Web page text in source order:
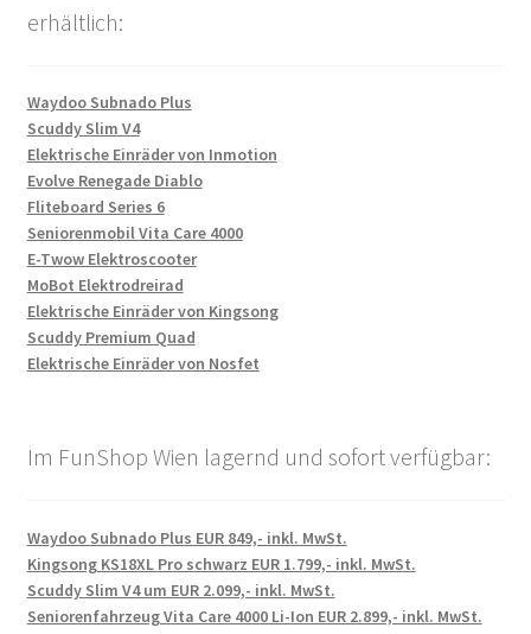
erhältlich:
Waydoo Subnado Plus
Scuddy Slim V4
Elektrische Einräder von Inmotion
Evolve Renegade Diablo
Fliteboard Series 6
Seniorenmobil Vita Care 4000
E-Twow Elektroscooter
MoBot Elektrodreirad
Elektrische Einräder von Kingsong
Scuddy Premium Quad
Elektrische Einräder von Nosfet
Im FunShop Wien lagernd und sofort verfügbar:
Waydoo Subnado Plus EUR 849,- inkl. MwSt.
Kingsong KS18XL Pro schwarz EUR 1.799,- inkl. MwSt.
Scuddy Slim V4 um EUR 2.099,- inkl. MwSt.
Seniorenfahrzeug Vita Care 4000 Li-Ion EUR 2.899,- inkl. MwSt.